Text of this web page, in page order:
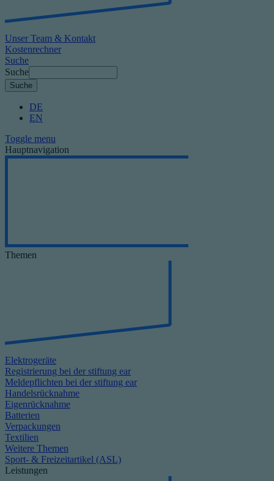
Unser Team & Kontakt
Kostenrechner
Suche
Suche
DE
EN
Toggle menu
Hauptnavigation
Themen
Elektrogeräte
Registrierung bei der stiftung ear
Meldepflichten bei der stiftung ear
Handelsrücknahme
Eigenrücknahme
Batterien
Verpackungen
Textilien
Weitere Themen
Sport- & Freizeitartikel (ASL)
Leistungen